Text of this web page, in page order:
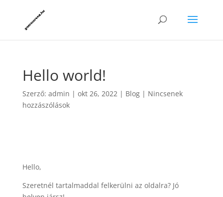
Hello world!
Szerző: admin | okt 26, 2022| Blog| Nincsenek
hozzászólások
Hello,
Szeretnél tartalmaddal felkerülni az oldalra? Jó